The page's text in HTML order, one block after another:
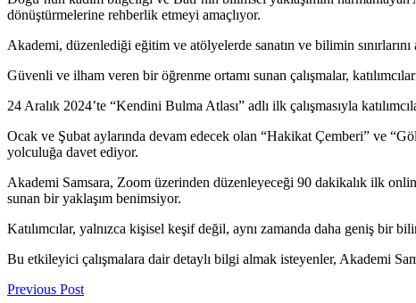
dönüştürmelerine rehberlik etmeyi amaçlıyor.
Akademi, düzenlediği eğitim ve atölyelerde sanatın ve bilimin
Güvenli ve ilham veren bir öğrenme ortamı sunan çalışmalar,
24 Aralık 2024’te “Kendini Bulma Atlası” adlı ilk çalışmasıyla
Ocak ve Şubat aylarında devam edecek olan “Hakikat Çemberi” ve
yolculuğa davet ediyor.
Akademi Samsara, Zoom üzerinden düzenleyeceği 90 dakikalık ilk
sunan bir yaklaşım benimsiyor.
Katılımcılar, yalnızca kişisel keşif değil, aynı zamanda daha geniş bir
Bu etkileyici çalışmalara dair detaylı bilgi almak isteyenler, Akademi
Previous Post